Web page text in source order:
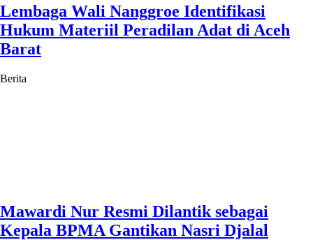
Lembaga Wali Nanggroe Identifikasi
Hukum Materiil Peradilan Adat di Aceh
Barat
Berita
Mawardi Nur Resmi Dilantik sebagai
Kepala BPMA Gantikan Nasri Djalal